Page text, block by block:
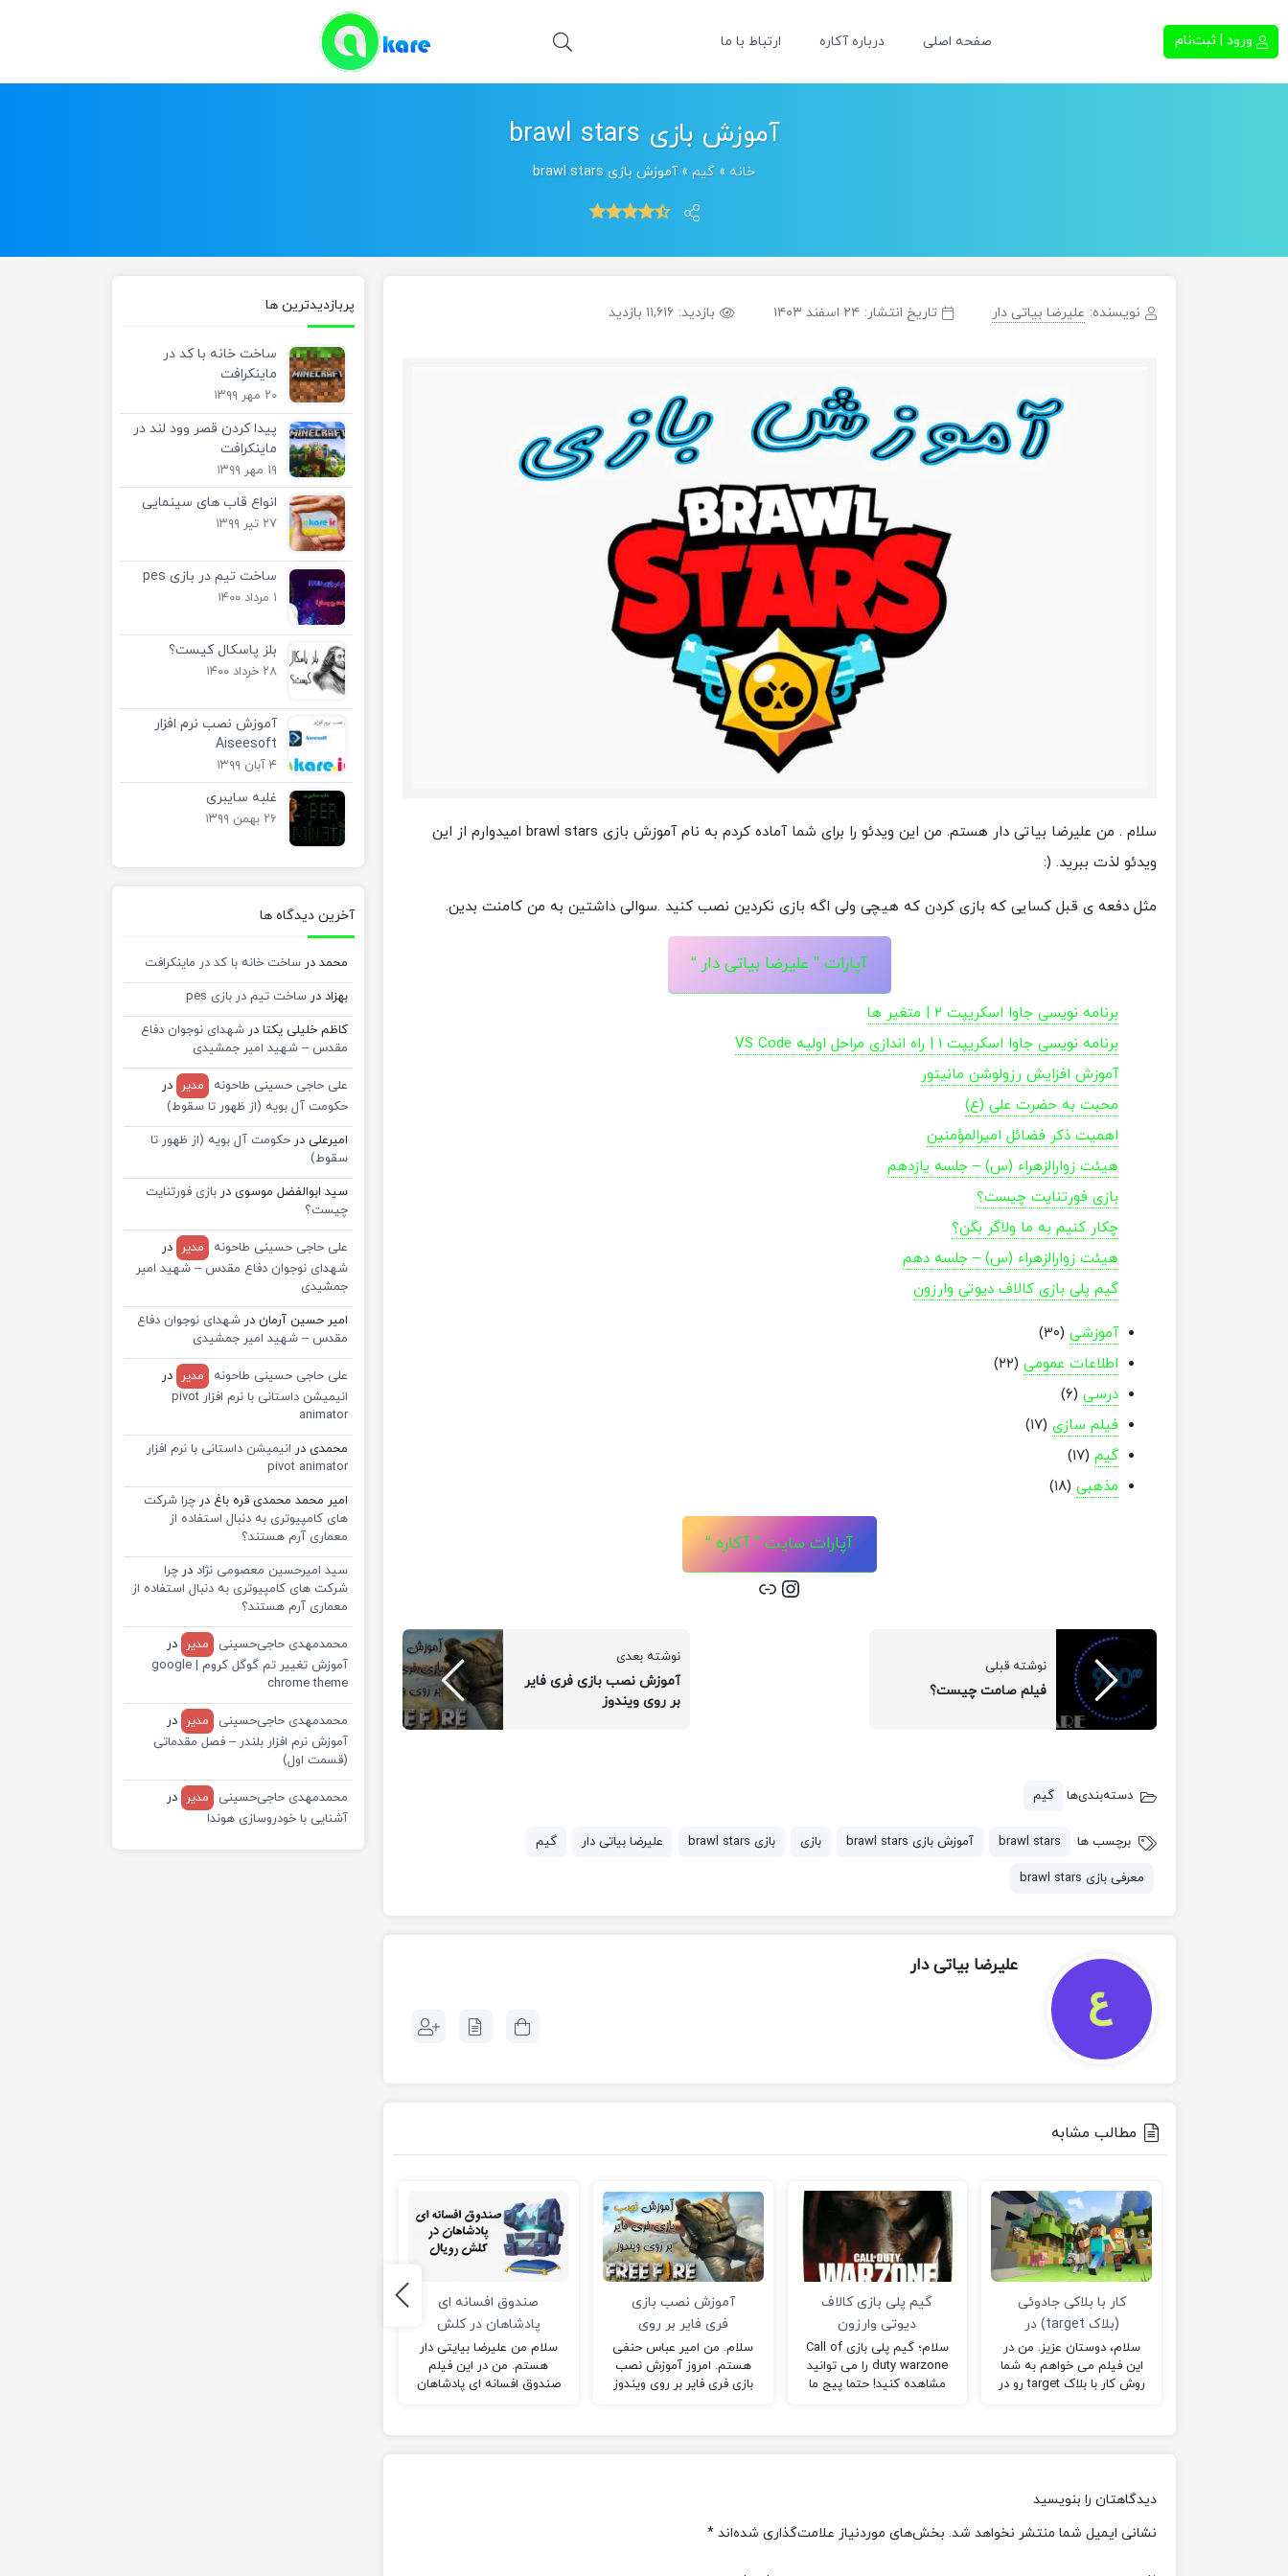
ورود | ثبت‌نام صفحه اصلی درباره آکاره ارتباط با ما
آموزش بازی brawl stars
خانه » گیم »آموزش بازی brawl stars
نویسنده: علیرضا بیاتی دار تاریخ انتشار: ۲۴ اسفند ۱۴۰۳ بازدید: ۱۱,۶۱۶ بازدید
سلام . من علیرضا بیاتی دار هستم. من این ویدئو را برای شما آماده کردم به نام آموزش بازی brawl stars امیدوارم از این
ویدئو لذت ببرید. (:
مثل دفعه ی قبل کسایی که بازی کردن که هیچی ولی اگه بازی نکردین نصب کنید .سوالی داشتین به من کامنت بدین.
آپارات ” علیرضا بیاتی دار “
برنامه نویسی جاوا اسکریپت ۲ | متغیر ها
برنامه نویسی جاوا اسکریپت 1 | راه اندازی مراحل اولیه VS Code
آموزش افزایش رزولوشن مانیتور
محبت به حضرت علی (ع)
اهمیت ذکر فضائل امیرالمؤمنین
هیئت زوارالزهراء (س) – جلسه یازدهم
بازی فورتنایت چیست؟
چکار کنیم به ما ولاگر بگن؟
هیئت زوارالزهراء (س) – جلسه دهم
گیم پلی بازی کالاف دیوتی وارزون
آموزشی (۳۰)
اطلاعات عمومی (۲۲)
درسی (۶)
فیلم سازی (۱۷)
گیم (۱۷)
مذهبی (۱۸)
آپارات سایت ” آکاره “
نوشته قبلی
فیلم صامت چیست؟
نوشته بعدی
آموزش نصب بازی فری فایر
بر روی ویندوز
دسته‌بندی‌ها گیم
برچسب ها brawl stars آموزش بازی brawl stars بازی بازی brawl stars علیرضا بیاتی دار گیم
معرفی بازی brawl stars
علیرضا بیاتی دار
مطالب مشابه
کار با بلاکی جادوئی
(بلاک target) در
ماینکرافت
سلام، دوستان عزیز. من در
این فیلم می خواهم به شما
روش کار با بلاک target رو در
گیم پلی بازی کالاف
دیوتی وارزون
سلام؛ گیم پلی بازی Call of
duty warzone را می توانید
مشاهده کنید! حتما پیج ما
آموزش نصب بازی
فری فایر بر روی
ویندوز
سلام. من امیر عباس حنفی
هستم. امروز آموزش نصب
بازی فری فایر بر روی ویندوز
صندوق افسانه ای
پادشاهان در کلش
رویال
سلام من علیرضا بیایتی دار
هستم. من در این فیلم
صندوق افسانه ای پادشاهان
دیدگاهتان را بنویسید
نشانی ایمیل شما منتشر نخواهد شد. بخش‌های موردنیاز علامت‌گذاری شده‌اند *
پربازدیدترین ها
ساخت خانه با کد در
ماینکرافت
۲۰ مهر ۱۳۹۹
پیدا کردن قصر وود لند در
ماینکرافت
۱۹ مهر ۱۳۹۹
انواع قاب های سینمایی
۲۷ تیر ۱۳۹۹
ساخت تیم در بازی pes
۱ مرداد ۱۴۰۰
بلز پاسکال کیست؟
۲۸ خرداد ۱۴۰۰
آموزش نصب نرم افزار
Aiseesoft
۴ آبان ۱۳۹۹
غلبه سایبری
۲۶ بهمن ۱۳۹۹
آخرین دیدگاه ها
محمد درساخت خانه با کد در ماینکرافت
بهزاد درساخت تیم در بازی pes
کاظم خلیلی یکتا درشهدای نوجوان دفاع
مقدس – شهید امیر جمشیدی
علی حاجی حسینی طاحونه مدیر
در
حکومت آل بویه (از ظهور تا سقوط)
امیرعلی درحکومت آل بویه (از ظهور تا
سقوط)
سید ابوالفضل موسوی دربازی فورتنایت
چیست؟
علی حاجی حسینی طاحونه مدیر
در
شهدای نوجوان دفاع مقدس – شهید امیر
جمشیدی
امیر حسین آرمان درشهدای نوجوان دفاع
مقدس – شهید امیر جمشیدی
علی حاجی حسینی طاحونه مدیر
در
انیمیشن داستانی با نرم افزار pivot
animator
محمدی در انیمیشن داستانی با نرم افزار
pivot animator
امیر محمد محمدی قره باغ درچرا شرکت
های کامپیوتری به دنبال استفاده از
معماری آرم هستند؟
سید امیرحسین معصومی نژاد درچرا
شرکت های کامپیوتری به دنبال استفاده از
معماری آرم هستند؟
محمدمهدی حاجی‌حسینی مدیر
در
آموزش تغییر تم گوگل کروم | google
chrome theme
محمدمهدی حاجی‌حسینی مدیر
در
آموزش نرم افزار بلندر – فصل مقدماتی
(قسمت اول)
محمدمهدی حاجی‌حسینی مدیر
در
آشنایی با خودروسازی هوندا